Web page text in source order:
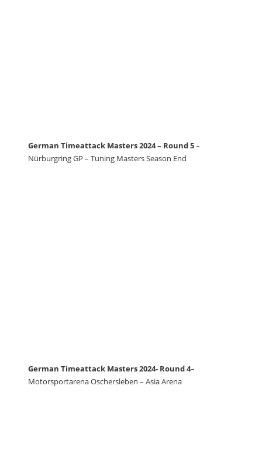
German Timeattack Masters 2024 – Round 5–
Nürburgring GP – Tuning Masters Season End
German Timeattack Masters 2024- Round 4–
Motorsportarena Oschersleben – Asia Arena